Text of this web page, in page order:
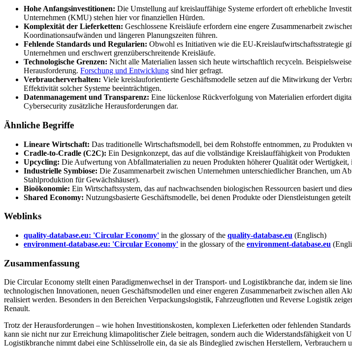
Hohe Anfangsinvestitionen: Die Umstellung auf kreislauffähige Systeme erfordert oft erhebliche
Unternehmen (KMU) stehen hier vor finanziellen Hürden.
Komplexität der Lieferketten: Geschlossene Kreisläufe erfordern eine engere Zusammenarbeit
Koordinationsaufwänden und längeren Planungszeiten führen.
Fehlende Standards und Regularien: Obwohl es Initiativen wie die EU-Kreislaufwirtschaftsstrategie
Unternehmen und erschwert grenzüberschreitende Kreisläufe.
Technologische Grenzen: Nicht alle Materialien lassen sich heute wirtschaftlich recyceln.
Herausforderung. Forschung und Entwicklung sind hier gefragt.
Verbraucherverhalten: Viele kreislauforientierte Geschäftsmodelle setzen auf die Mitwirkung der
Effektivität solcher Systeme beeinträchtigen.
Datenmanagement und Transparenz: Eine lückenlose Rückverfolgung von Materialien erfordert
Cybersecurity zusätzliche Herausforderungen dar.
Ähnliche Begriffe
Lineare Wirtschaft: Das traditionelle Wirtschaftsmodell, bei dem Rohstoffe entnommen, zu Produkten
Cradle-to-Cradle (C2C): Ein Designkonzept, das auf die vollständige Kreislauffähigkeit von
Upcycling: Die Aufwertung von Abfallmaterialien zu neuen Produkten höherer Qualität oder
Industrielle Symbiose: Die Zusammenarbeit zwischen Unternehmen unterschiedlicher Branchen, um
Stahlproduktion für Gewächshäuser).
Bioökonomie: Ein Wirtschaftssystem, das auf nachwachsenden biologischen Ressourcen basiert und
Shared Economy: Nutzungsbasierte Geschäftsmodelle, bei denen Produkte oder Dienstleistungen
Weblinks
quality-database.eu: 'Circular Economy' in the glossary of the quality-database.eu (Englisch)
environment-database.eu: 'Circular Economy' in the glossary of the environment-database.eu
Zusammenfassung
Die Circular Economy stellt einen Paradigmenwechsel in der Transport- und Logistikbranche dar, indem sie
technologischen Innovationen, neuen Geschäftsmodellen und einer engeren Zusammenarbeit zwischen allen
realisiert werden. Besonders in den Bereichen Verpackungslogistik, Fahrzeugflotten und Reverse Logistik
Renault.
Trotz der Herausforderungen – wie hohen Investitionskosten, komplexen Lieferketten oder fehlenden
kann sie nicht nur zur Erreichung klimapolitischer Ziele beitragen, sondern auch die Widerstandsfähigkeit von
Logistikbranche nimmt dabei eine Schlüsselrolle ein, da sie als Bindeglied zwischen Herstellern, Verbrauchern